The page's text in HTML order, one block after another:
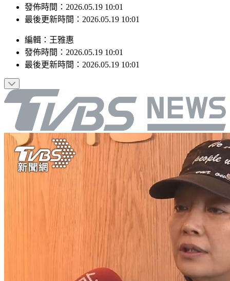
發佈時間：2026.05.19 10:01
最後更新時間：2026.05.19 10:01
編輯 ： 王雅惠
發佈時間： 2026.05.19 10:01
最後更新時間： 2026.05.19 10:01